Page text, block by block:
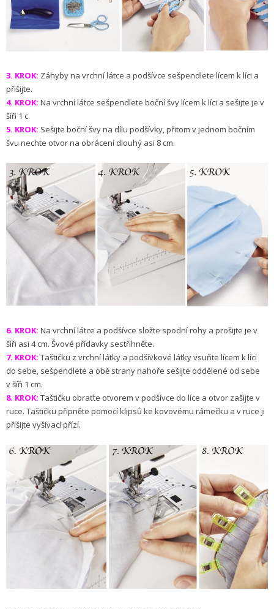
3. KROK: Záhyby na vrchní látce a podšívce sešpendlete lícem k líci a
přišijte.
4. KROK: Na vrchní látce sešpendlete boční švy lícem k líci a sešijte je v
šíři 1 c.
5. KROK: Sešijte boční švy na dílu podšívky, přitom v jednom bočním
švu nechte otvor na obrácení dlouhý asi 8 cm.
6. KROK: Na vrchní látce a podšívce složte spodní rohy a prošijte je v
šíři asi 4 cm. Švové přídavky sestřihněte.
7. KROK: Taštičku z vrchní látky a podšívkové látky vsuňte lícem k líci
do sebe, sešpendlete a obě strany nahoře sešijte oddělené od sebe
v šíři 1 cm.
8. KROK: Taštičku obraťte otvorem v podšívce do líce a otvor zašijte v
ruce. Taštičku připněte pomocí klipsů ke kovovému rámečku a v ruce ji
přišijte vyšívací přízí.